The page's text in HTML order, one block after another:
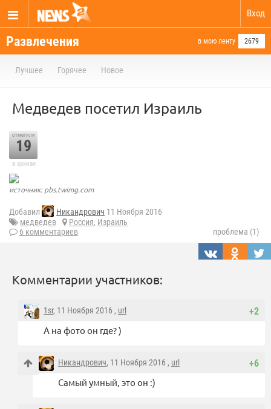
Вход
Развлечения в мою ленту 2679
Лучшее Горячее Новое
Медведев посетил Израиль
отметили
19
в архиве
источник: pbs.twimg.com
Добавил Никандрович 11 Ноября 2016
медведев
Россия, Израиль
6 комментариев
проблема (1)
Комментарии участников:
+2
1sr, 11 Ноября 2016 , url
А на фото он где? )
+6
Никандрович, 11 Ноября 2016 , url
Самый умный, это он :)